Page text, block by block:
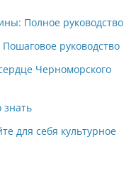
Полное руководство
руководство
Черноморского
для себя культурное